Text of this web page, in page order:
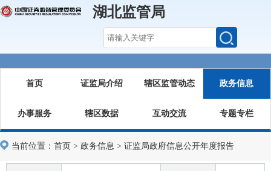
湖北监管局
首页 证监局介绍 辖区监管动态 政务信息
办事服务 辖区数据 互动交流 专题专栏
当前位置： 首页 > 政务信息 > 证监局政府信息公开年度报告